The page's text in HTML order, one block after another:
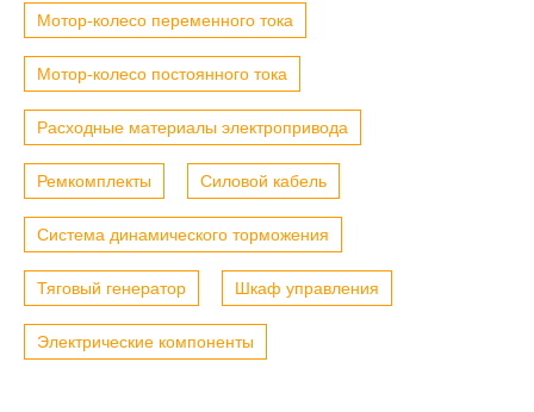
Мотор-колесо переменного тока
Мотор-колесо постоянного тока
Расходные материалы электропривода
Ремкомплекты Силовой кабель
Система динамического торможения
Тяговый генератор Шкаф управления
Электрические компоненты